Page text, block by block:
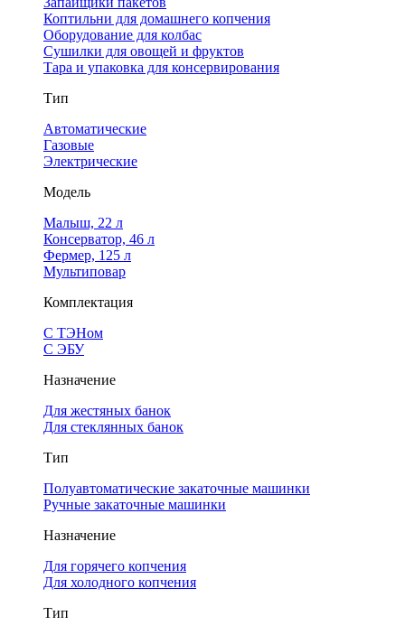
Коптильни для домашнего копчения
Оборудование для колбас
Сушилки для овощей и фруктов
Тара и упаковка для консервирования
Тип
Автоматические
Газовые
Электрические
Модель
Малыш, 22 л
Консерватор, 46 л
Фермер, 125 л
Мультиповар
Комплектация
С ТЭНом
С ЭБУ
Назначение
Для жестяных банок
Для стеклянных банок
Тип
Полуавтоматические закаточные машинки
Ручные закаточные машинки
Назначение
Для горячего копчения
Для холодного копчения
Тип